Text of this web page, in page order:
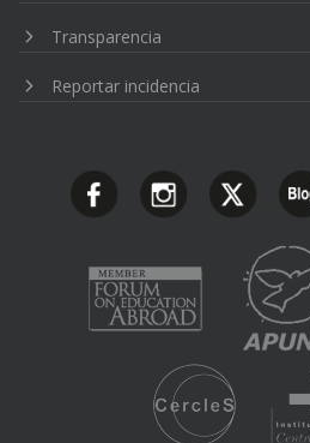
Transparencia
Reportar incidencia